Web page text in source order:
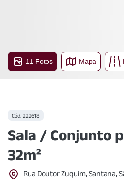
11 Fotos Mapa
Cód. 222618
Sala / Conjunto
32m²
Rua Doutor Zuquim, Santana,